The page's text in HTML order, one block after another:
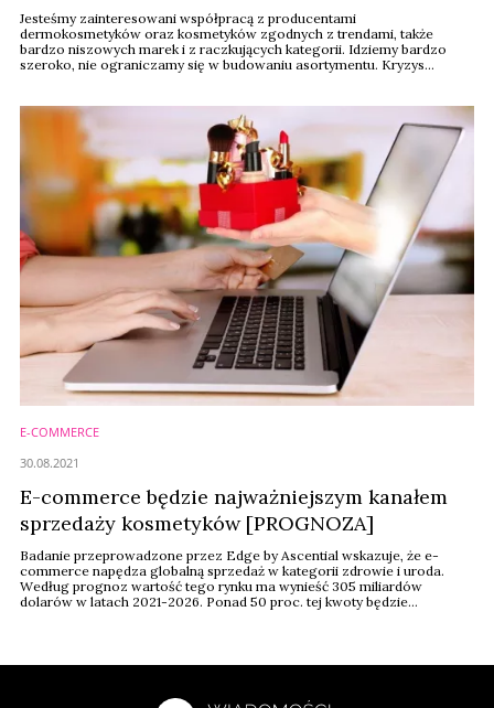
Jesteśmy zainteresowani współpracą z producentami
dermokosmetyków oraz kosmetyków zgodnych z trendami, także
bardzo niszowych marek i z raczkujących kategorii. Idziemy bardzo
szeroko, nie ograniczamy się w budowaniu asortymentu. Kryzys
Krzysztof Szponder, prezes zarządu i Marek Wądołowski, dyrektor ...
E-COMMERCE
E-commerce będzie najważniejszym kanałem
sprzedaży kosmetyków [PROGNOZA]
Badanie przeprowadzone przez Edge by Ascential wskazuje, że e-
commerce napędza globalną sprzedaż w kategorii zdrowie i uroda.
Według prognoz wartość tego rynku ma wynieść 305 miliardów
dolarów w latach 2021-2026. Ponad 50 proc. tej kwoty będzie
30.08.2021